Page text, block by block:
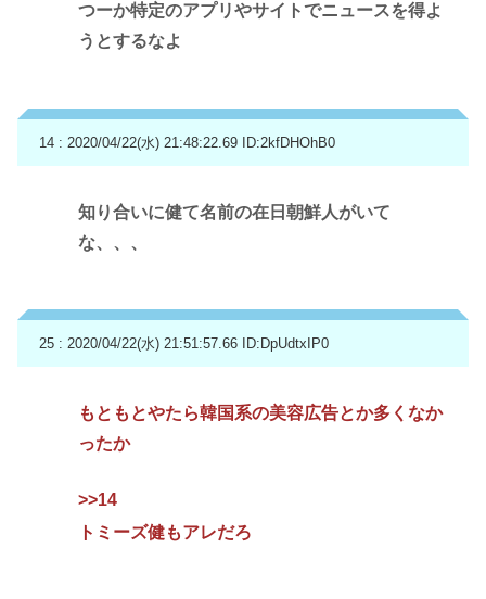
つーか特定のアプリやサイトでニュースを得よ
うとするなよ
14 : 2020/04/22(水) 21:48:22.69 ID:2kfDHOhB0
知り合いに健て名前の在日朝鮮人がいて
な、、、
25 : 2020/04/22(水) 21:51:57.66 ID:DpUdtxIP0
もともとやたら韓国系の美容広告とか多くなか
ったか
>>14
トミーズ健もアレだろ